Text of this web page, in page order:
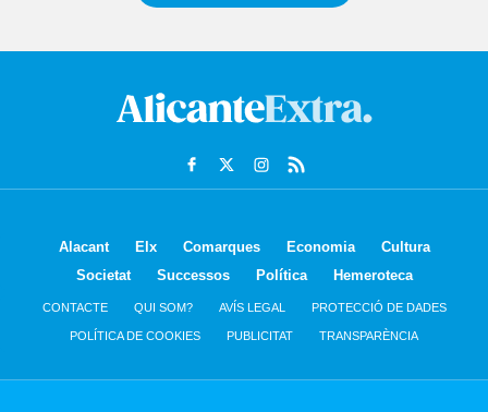
Alacant Elx Comarques Economia
Cultura
Societat
Successos Política Hemeroteca
CONTACTE QUI SOM? AVÍS LEGAL PROTECCIÓ DE DADES
POLÍTICA DE COOKIES PUBLICITAT TRANSPARÈNCIA